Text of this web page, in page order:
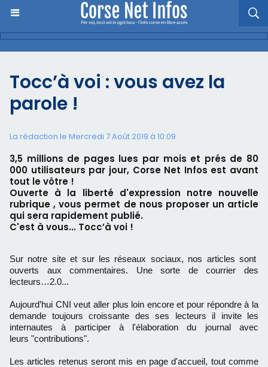
Tocc’à voi : vous avez la
parole !
La rédaction le Mercredi 7 Août 2019 à 10:09
3,5 millions de pages lues par mois et prés de 80
000 utilisateurs par jour, Corse Net Infos est avant
tout le vôtre !
Ouverte à la liberté d'expression notre nouvelle
rubrique , vous permet de nous proposer un article
qui sera rapidement publié.
C'est à vous... Tocc’à voi !
Sur notre site et sur les réseaux sociaux, nos articles sont
ouverts aux commentaires. Une sorte de courrier des
lecteurs…2.0...
Aujourd’hui CNI veut aller plus loin encore et pour répondre à la
demande toujours croissante des ses lecteurs il invite les
internautes à participer à l'élaboration du journal avec
leurs "contributions".
Les articles retenus seront mis en page d'accueil, tout comme